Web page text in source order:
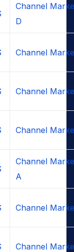
Channel
D
Channel
Channel
Channel
Channel
A
Channel
Channel